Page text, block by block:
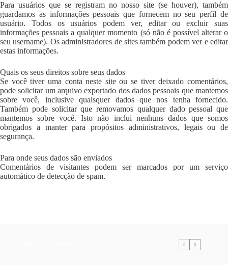
Para usuários que se registram no nosso site (se houver), também
guardamos as informações pessoais que fornecem no seu perfil de
usuário. Todos os usuários podem ver, editar ou excluir suas
informações pessoais a qualquer momento (só não é possível alterar o
seu username). Os administradores de sites também podem ver e editar
estas informações.
Quais os seus direitos sobre seus dados
Se você tiver uma conta neste site ou se tiver deixado comentários,
pode solicitar um arquivo exportado dos dados pessoais que mantemos
sobre você, inclusive quaisquer dados que nos tenha fornecido.
Também pode solicitar que removamos qualquer dado pessoal que
mantemos sobre você. Isto não inclui nenhuns dados que somos
obrigados a manter para propósitos administrativos, legais ou de
segurança.
Para onde seus dados são enviados
Comentários de visitantes podem ser marcados por um serviço
automático de detecção de spam.